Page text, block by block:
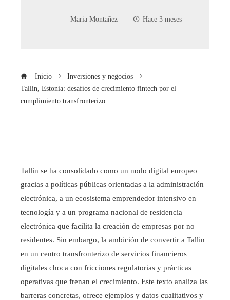
Maria Montañez Hace 3 meses
Inicio
Inversiones y negocios
Tallin, Estonia: desafíos de crecimiento fintech por el
cumplimiento transfronterizo
Tallin se ha consolidado como un nodo digital europeo
gracias a políticas públicas orientadas a la administración
electrónica, a un ecosistema emprendedor intensivo en
tecnología y a un programa nacional de residencia
electrónica que facilita la creación de empresas por no
residentes. Sin embargo, la ambición de convertir a Tallin
en un centro transfronterizo de servicios financieros
digitales choca con fricciones regulatorias y prácticas
operativas que frenan el crecimiento. Este texto analiza las
barreras concretas, ofrece ejemplos y datos cualitativos y